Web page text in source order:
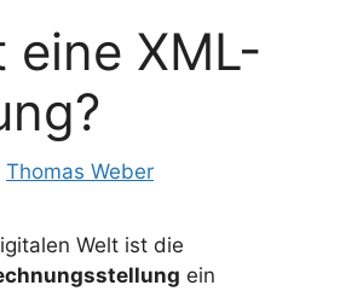
eine XML-
Thomas Weber
Welt ist die
ein